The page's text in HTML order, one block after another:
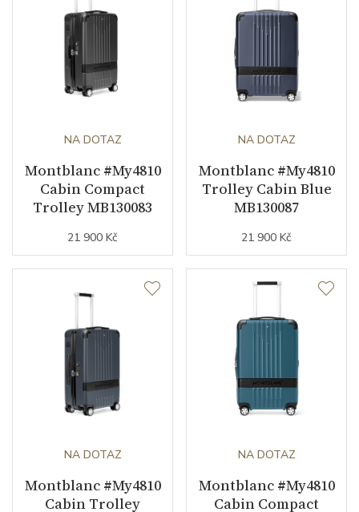
NA DOTAZ
Montblanc #My4810
Cabin Compact
Trolley MB130083
21 900 Kč
NA DOTAZ
Montblanc #My4810
Trolley Cabin Blue
MB130087
21 900 Kč
NA DOTAZ
Montblanc #My4810
Cabin Trolley
NA DOTAZ
Montblanc #My4810
Cabin Compact